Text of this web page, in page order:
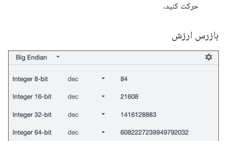
حرکت کنید.
بازرس ارزش